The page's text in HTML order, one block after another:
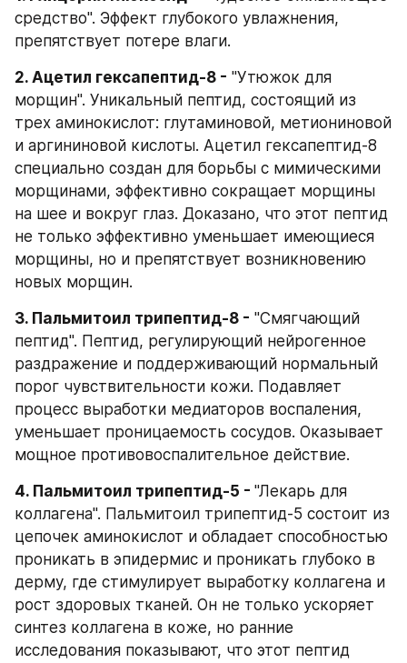
средство". Эффект глубокого увлажнения,
препятствует потере влаги.
2. Ацетил гексапептид-8 - "Утюжок для
морщин". Уникальный пептид, состоящий из
трех аминокислот: глутаминовой, метиониновой
и аргининовой кислоты. Ацетил гексапептид-8
специально создан для борьбы с мимическими
морщинами, эффективно сокращает морщины
на шее и вокруг глаз. Доказано, что этот пептид
не только эффективно уменьшает имеющиеся
морщины, но и препятствует возникновению
новых морщин.
3. Пальмитоил трипептид-8 - "Смягчающий
пептид". Пептид, регулирующий нейрогенное
раздражение и поддерживающий нормальный
порог чувствительности кожи. Подавляет
процесс выработки медиаторов воспаления,
уменьшает проницаемость сосудов. Оказывает
мощное противовоспалительное действие.
4. Пальмитоил трипептид-5 - "Лекарь для
коллагена". Пальмитоил трипептид-5 состоит из
цепочек аминокислот и обладает способностью
проникать в эпидермис и проникать глубоко в
дерму, где стимулирует выработку коллагена и
рост здоровых тканей. Он не только ускоряет
синтез коллагена в коже, но ранние
исследования показывают, что этот пептид